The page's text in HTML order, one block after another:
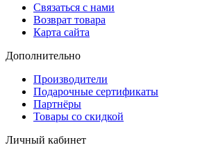
Связаться с нами
Возврат товара
Карта сайта
Дополнительно
Производители
Подарочные сертификаты
Партнёры
Товары со скидкой
Личный кабинет